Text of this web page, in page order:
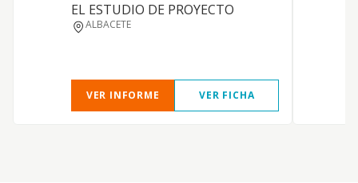
EL ESTUDIO DE PROYECTO
ALBACETE
VER INFORME VER FICHA